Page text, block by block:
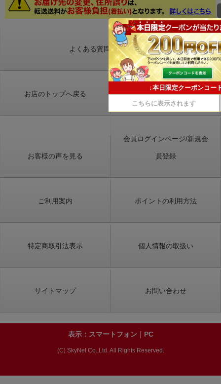
よくある質問はこちらから
お店のトップへ戻る カートを見る
お客様の声を見る
会員ログインページ/新規会
員登録
ご利用案内 ポイントの利用方法
特定商取引法表示 個人情報の取扱い
サイトマップ お問い合わせ
表示：スマートフォン｜ PC
(C) SkyNet Co.,Ltd. All Rights Reserved.